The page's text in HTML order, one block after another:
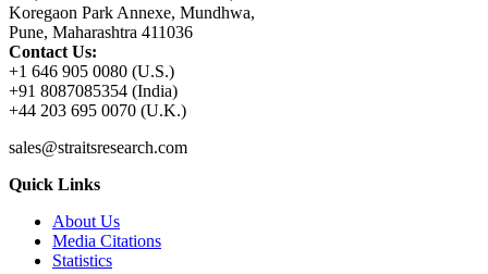
Koregaon Park Annexe, Mundhwa,
Pune, Maharashtra 411036
Contact Us:
+1 646 905 0080 (U.S.)
+91 8087085354 (India)
+44 203 695 0070 (U.K.)
sales@straitsresearch.com
Quick Links
About Us
Media Citations
Statistics